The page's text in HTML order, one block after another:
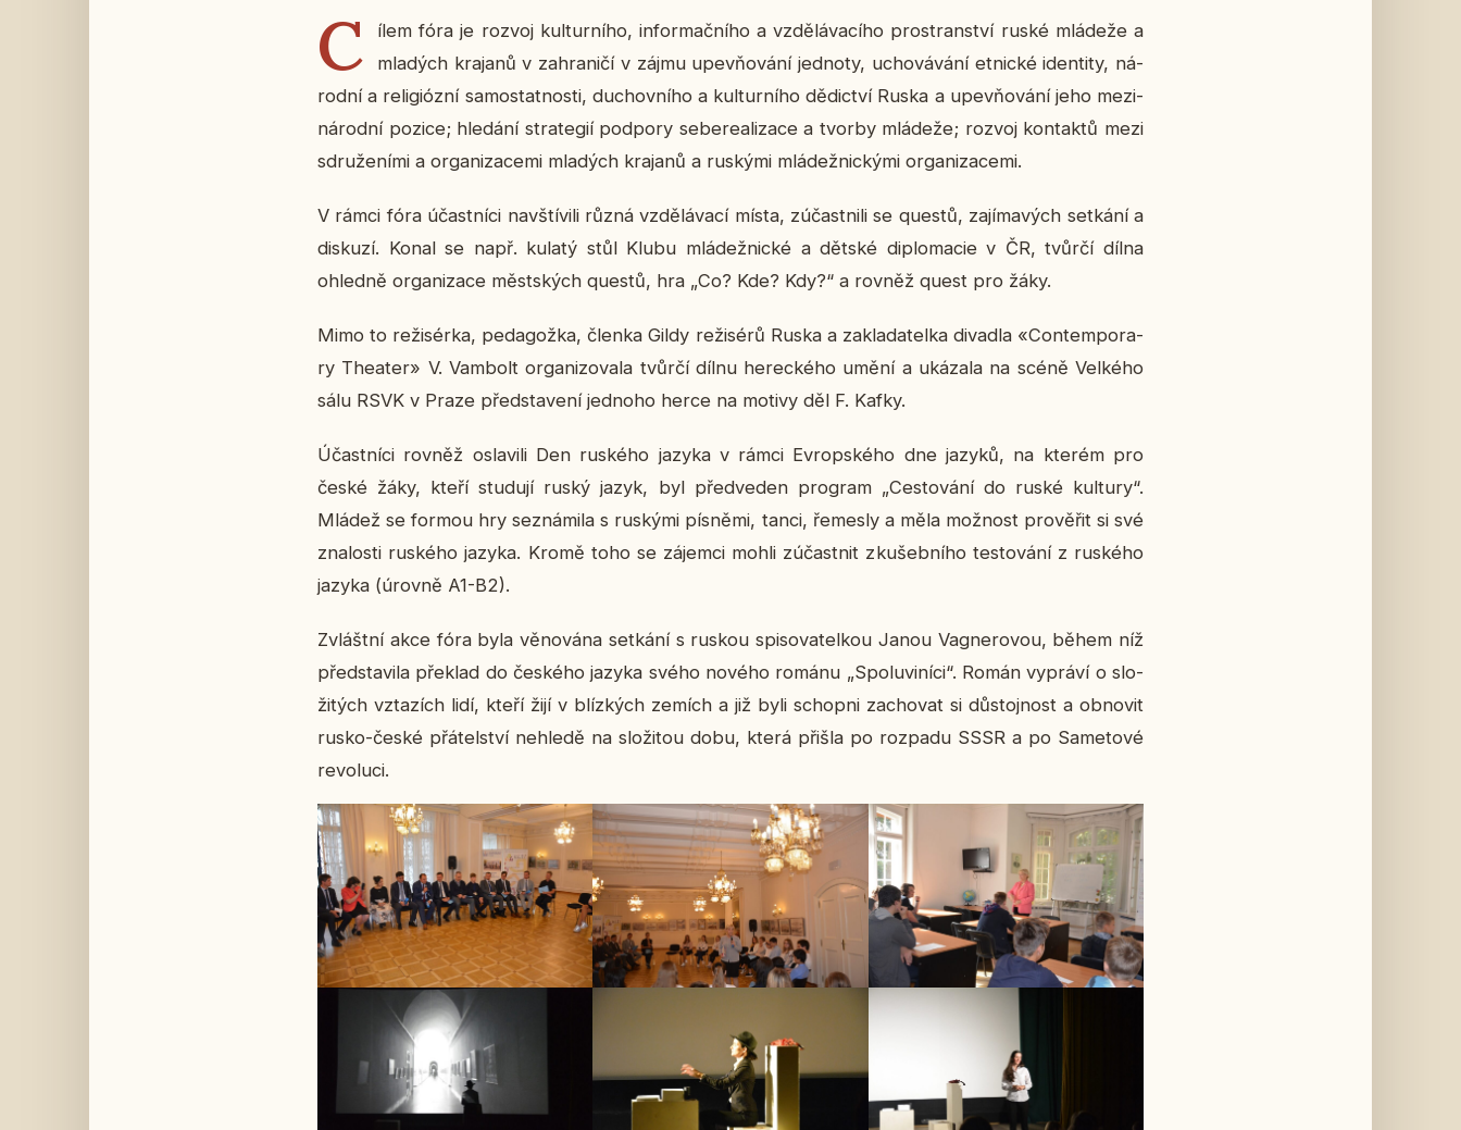
C
ílem fóra je rozvoj kul­tur­ní­ho, in­for­mač­ní­ho a vzdě­lá­va­cí­ho pro­stran­ství ruské mlá­de­že a
mla­dých kra­ja­nů v za­hra­ni­čí v zájmu upev­ňo­vá­ní jed­no­ty, ucho­vá­vá­ní et­nic­ké iden­ti­ty, ná­
rod­ní a re­li­gi­óz­ní sa­mo­stat­nos­ti, du­chov­ní­ho a kul­tur­ní­ho dě­dic­tví Ruska a upev­ňo­vá­ní jeho me­zi­
ná­rod­ní pozice; hle­dá­ní stra­te­gií pod­po­ry se­be­re­a­li­za­ce a tvorby mlá­de­že; rozvoj kon­tak­tů mezi
sdru­že­ní­mi a or­ga­ni­za­ce­mi mla­dých kra­ja­nů a rus­ký­mi mlá­dež­nic­ký­mi or­ga­ni­za­ce­mi.
V rámci fóra účast­ní­ci na­vští­vi­li různá vzdě­lá­va­cí místa, zú­čast­ni­li se questů, za­jí­ma­vých se­tká­ní a
dis­ku­zí. Konal se např. kulatý stůl Klubu mlá­dež­nic­ké a dětské di­plo­ma­cie v ČR, tvůrčí dílna
ohled­ně or­ga­ni­za­ce měst­ských questů, hra „Co? Kde? Kdy?“ a rovněž quest pro žáky.
Mimo to re­ži­sér­ka, pe­da­gož­ka, členka Gildy re­ži­sé­rů Ruska a za­kla­da­tel­ka di­va­dla «Con­tem­po­ra­
ry The­a­ter» V. Vam­bolt or­ga­ni­zo­va­la tvůrčí dílnu he­rec­ké­ho umění a uká­za­la na scéně Vel­ké­ho
sálu RSVK v Praze před­sta­ve­ní jed­no­ho herce na motivy děl F. Kafky.
Účast­ní­ci rovněž osla­vi­li Den rus­ké­ho jazyka v rámci Ev­rop­ské­ho dne jazyků, na kterém pro
české žáky, kteří stu­du­jí ruský jazyk, byl před­ve­den pro­gram „Ces­to­vá­ní do ruské kul­tu­ry“.
Mládež se formou hry se­zná­mi­la s rus­ký­mi pís­ně­mi, tanci, ře­mes­ly a měla mož­nost pro­vě­řit si své
zna­los­ti rus­ké­ho jazyka. Kromě toho se zá­jem­ci mohli zú­čast­nit zku­šeb­ní­ho tes­to­vá­ní z rus­ké­ho
jazyka (úrovně A1-B2).
Zvlášt­ní akce fóra byla vě­no­vá­na se­tká­ní s ruskou spi­so­va­tel­kou Janou Vag­ne­ro­vou, během níž
před­sta­vi­la pře­klad do čes­ké­ho jazyka svého nového románu „Spo­lu­vi­ní­ci“. Román vy­prá­ví o slo­
ži­tých vzta­zích lidí, kteří žijí v blíz­kých zemích a již byli schop­ni za­cho­vat si dů­stoj­nost a ob­no­vit
rusko-české přá­tel­ství ne­hle­dě na slo­ži­tou dobu, která přišla po roz­pa­du SSSR a po Sa­me­to­vé
re­vo­lu­ci.